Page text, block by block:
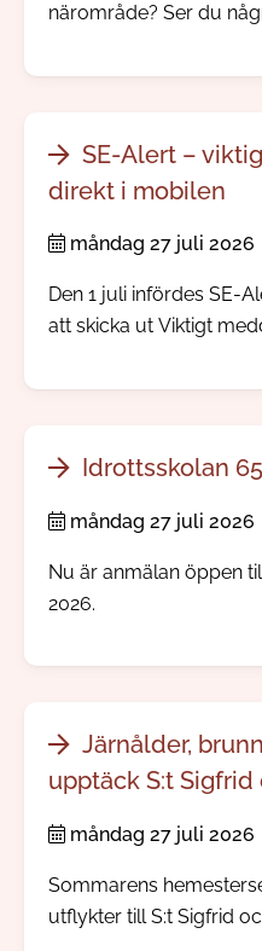
närområde? Ser du
årliga
SE-Alert –
direkt i mobilen
måndag 27 juli 2026
Den 1 juli infördes SE-
att skicka ut Viktigt
allvarligt händer. Ingen
Idrottsskolan
måndag 27 juli 2026
Nu är anmälan öppen
2026.
Järnålder,
upptäck S:t
måndag 27 juli 2026
Sommarens
utflykter till S:t Sigfrid